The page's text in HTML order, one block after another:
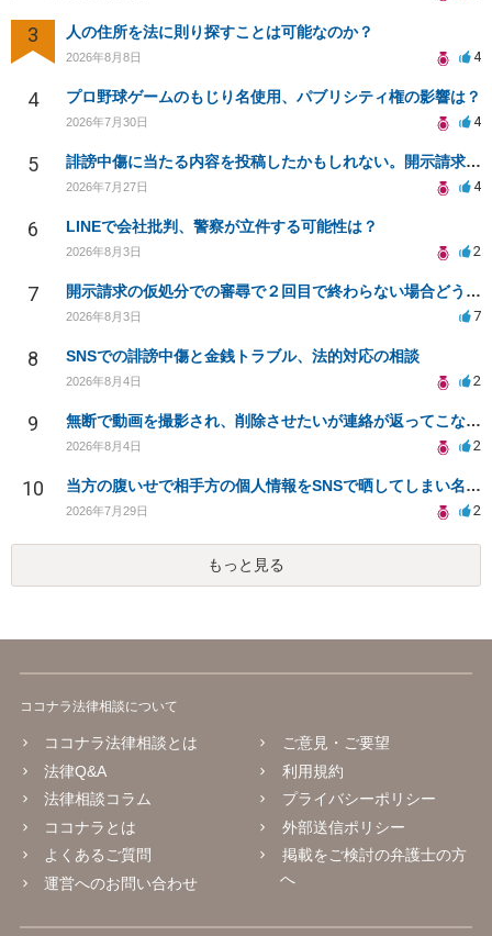
3 人の住所を法に則り探すことは可能なのか？
2026年8月8日 4
4 プロ野球ゲームのもじり名使用、パブリシティ権の影響は？
2026年7月30日 4
5 誹謗中傷に当たる内容を投稿したかもしれない。開示請求や民事刑事裁判に発展しうるのか教えて欲しい。
2026年7月27日 4
6 LINEで会社批判、警察が立件する可能性は？
2026年8月3日 2
7 開示請求の仮処分での審尋で２回目で終わらない場合どうしたらいいですか
2026年8月3日 7
8 SNSでの誹謗中傷と金銭トラブル、法的対応の相談
2026年8月4日 2
9 無断で動画を撮影され、削除させたいが連絡が返ってこない。
2026年8月4日 2
10 当方の腹いせで相手方の個人情報をSNSで晒してしまい名誉毀損させてしまったかもしれない
2026年7月29日 2
もっと見る
ココナラ法律相談について
ココナラ法律相談とは
法律Q&A
法律相談コラム
ココナラとは
よくあるご質問
運営へのお問い合わせ
ご意見・ご要望
利用規約
プライバシーポリシー
外部送信ポリシー
掲載をご検討の弁護士の方
へ